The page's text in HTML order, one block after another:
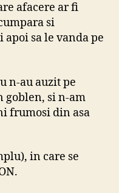
afacere ar fi
si
apoi sa le vanda pe
n-au auzit pe
goblen, si n-am
frumosi din asa
in care se